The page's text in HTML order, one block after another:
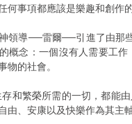
何事項都應該是樂趣和創作
領導──雷爾──引進了由那
概念：一個沒有人需要工
物的社會。
存和繁榮所需的一切，都能
由、安康以及快樂作為其主